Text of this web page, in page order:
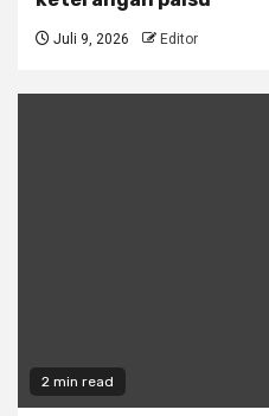
Juli 9, 2026 Editor
2 min read